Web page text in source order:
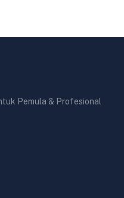
Pemula & Profesional